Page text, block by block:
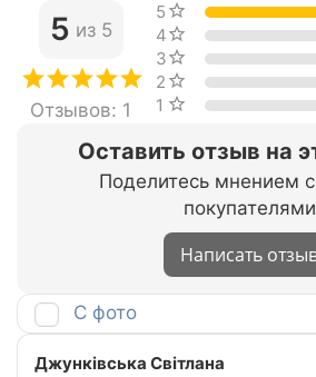
Оставить отзыв на
Поделитесь мнением
покупателями
Написать
5 из 5
Отзывов: 1
5 звёзд
4 звезды
3 звезды
2 звезды
1 звезда
С фото
Джунківська Світлана